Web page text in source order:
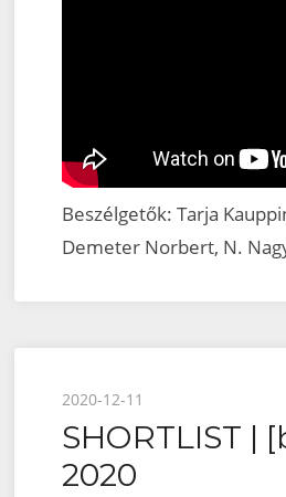
Beszélgetők: Tarja
Demeter Norbert, N.
Posted
on
2020-12-11
SHORTLIST |
2020